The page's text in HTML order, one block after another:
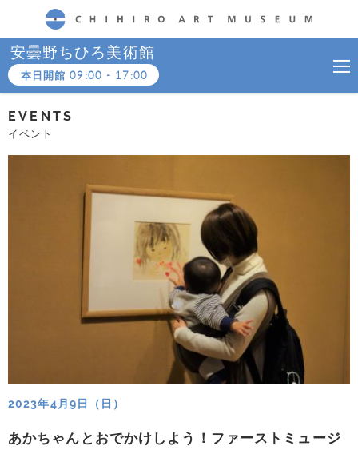
CHIHIRO ART MUSEUM
安曇野ちひろ美術館
本日開館09:00 - 17:00
EVENTS
イベント
2023年4月9日（日）
あかちゃんとおでかけしよう！ファーストミュージ